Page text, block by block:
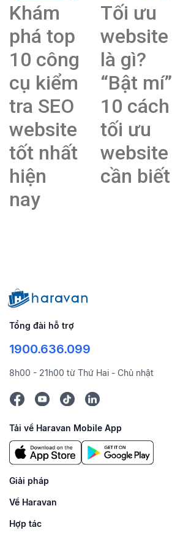
Khám
phá top
10 công
cụ kiểm
tra SEO
website
tốt nhất
hiện
nay
Tối ưu
website
là gì?
“Bật mí”
10 cách
tối ưu
website
cần biết
Tổng đài hỗ trợ
1900.636.099
8h00 - 21h00 từ Thứ Hai - Chủ nhật
Tải về Haravan Mobile App
Giải pháp
Về Haravan
Hợp tác